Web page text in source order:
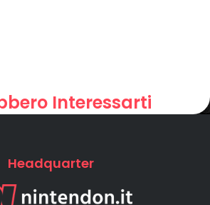
Interessarti
Headquarter